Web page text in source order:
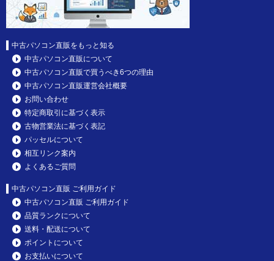
中古パソコン直販をもっと知る
中古パソコン直販について
中古パソコン直販で買うべき6つの理由
中古パソコン直販運営会社概要
お問い合わせ
特定商取引に基づく表示
古物営業法に基づく表記
パッセルについて
相互リンク案内
よくあるご質問
中古パソコン直販 ご利用ガイド
中古パソコン直販 ご利用ガイド
品質ランクについて
送料・配送について
ポイントについて
お支払いについて